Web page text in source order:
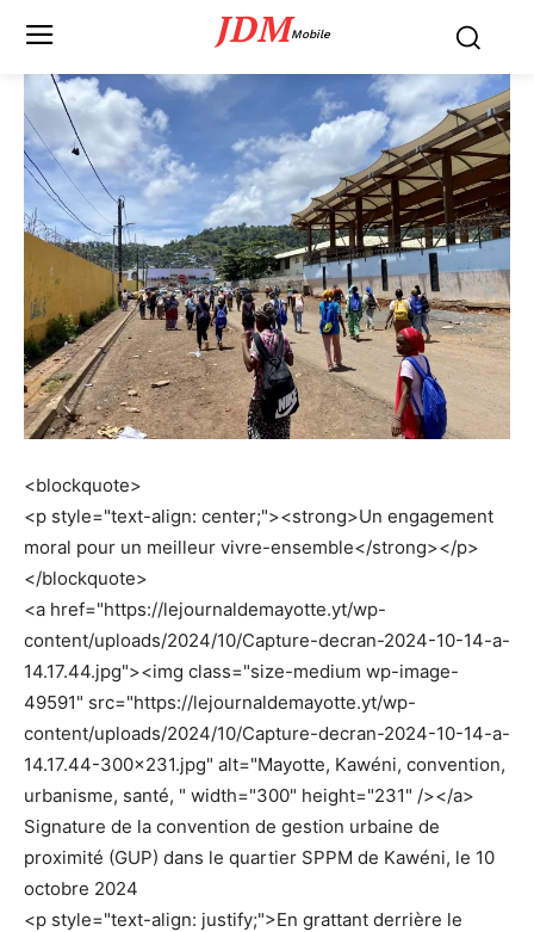
JDMMobile
<blockquote>
<p style="text-align: center;"><strong>Un engagement
moral pour un meilleur vivre-ensemble</strong></p>
</blockquote>
<a href="https://lejournaldemayotte.yt/wp-
content/uploads/2024/10/Capture-decran-2024-10-14-a-
14.17.44.jpg"><img class="size-medium wp-image-
49591" src="https://lejournaldemayotte.yt/wp-
content/uploads/2024/10/Capture-decran-2024-10-14-a-
14.17.44-300×231.jpg" alt="Mayotte, Kawéni, convention,
urbanisme, santé, " width="300" height="231" /></a>
Signature de la convention de gestion urbaine de
proximité (GUP) dans le quartier SPPM de Kawéni, le 10
octobre 2024
<p style="text-align: justify;">En grattant derrière le